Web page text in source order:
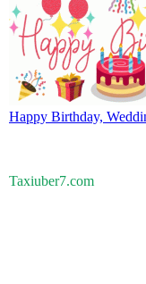
Happy Birthday,
Taxiuber7.com